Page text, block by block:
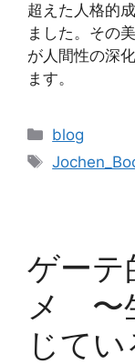
超えた人格的
ました。その
が人間性の深
ます。
カ
テ
blog
タ
ゲーテ
メ 〜
じて